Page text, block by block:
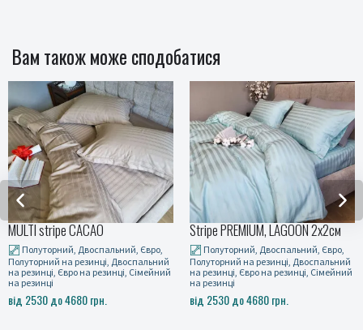
Вам також може сподобатися
Stripe PREMIUM, LAGOON 2x2см
Полуторний, Двоспальний, Євро,
Полуторний на резинці, Двоспальний
на резинці, Євро на резинці, Сімейний
на резинці
від 2530 до 4680 грн.
BERRY Turkish satin
Полуторний, Двоспальний, Євро,
Полуторний на резинці, Двоспальний
на резинці, Євро на резинці, Сімейний
на резинці
від 2530 до 4680 грн.